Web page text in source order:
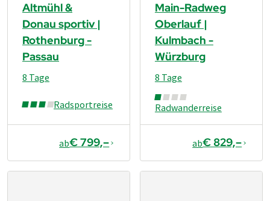
Altmühl &
Donau sportiv |
Rothenburg -
Passau
Radsportreise
8 Tage
ab€ 799,–
Main-Radweg
Oberlauf |
Kulmbach -
Würzburg
Radwanderreise
8 Tage
ab€ 829,–